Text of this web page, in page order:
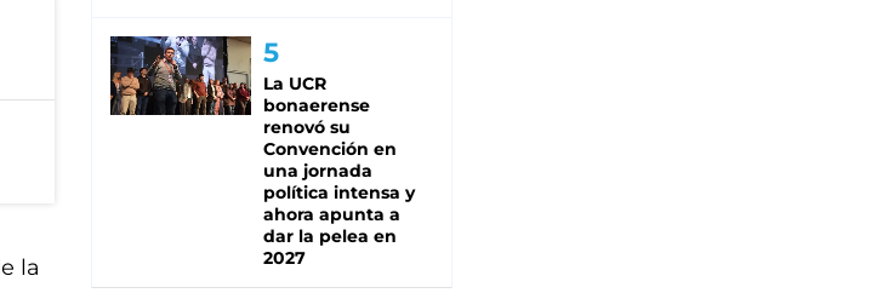
la
La UCR
bonaerense
renovó su
Convención en
una jornada
política intensa y
ahora apunta a
dar la pelea en
2027